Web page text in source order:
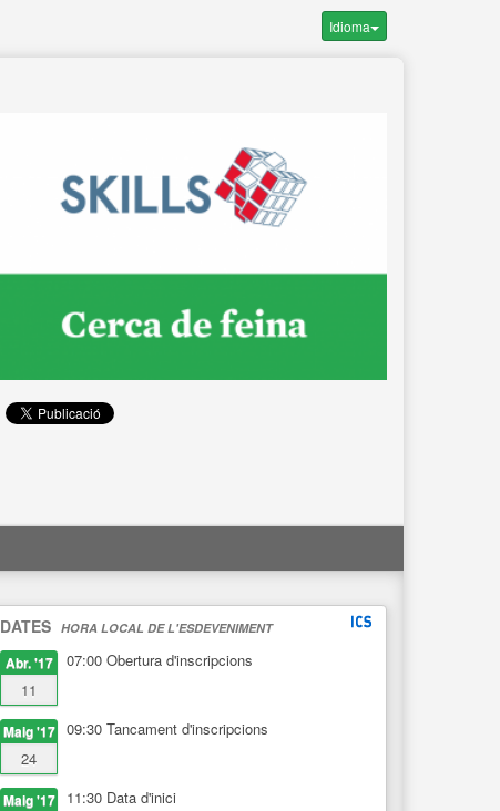
Idioma
DATES HORA LOCAL DE L'ESDEVENIMENT
Abr. '17
11
07:00 Obertura d'inscripcions
Maig '17
24
09:30 Tancament d'inscripcions
Maig '17 11:30 Data d'inici